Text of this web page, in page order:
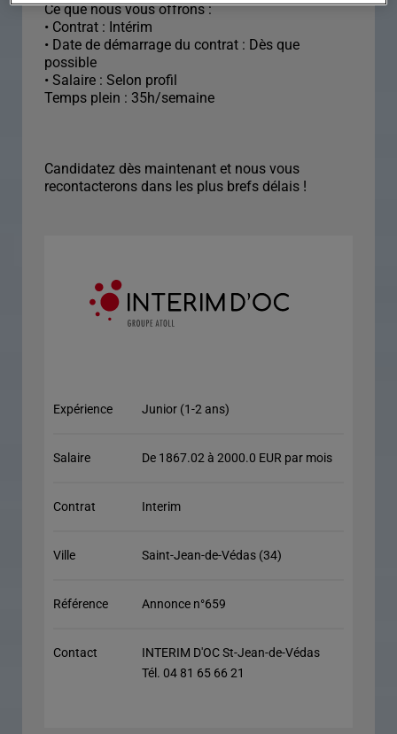
Ce que nous vous offrons :
• Contrat : Intérim
• Date de démarrage du contrat : Dès que
possible
• Salaire : Selon profil
Temps plein : 35h/semaine
Candidatez dès maintenant et nous vous
recontacterons dans les plus brefs délais !
Expérience Junior (1-2 ans)
Salaire De 1867.02 à 2000.0 EUR par mois
Contrat Interim
Ville Saint-Jean-de-Védas (34)
Référence Annonce n°659
Contact
INTERIM D'OC St-Jean-de-Védas
Tél. 04 81 65 66 21